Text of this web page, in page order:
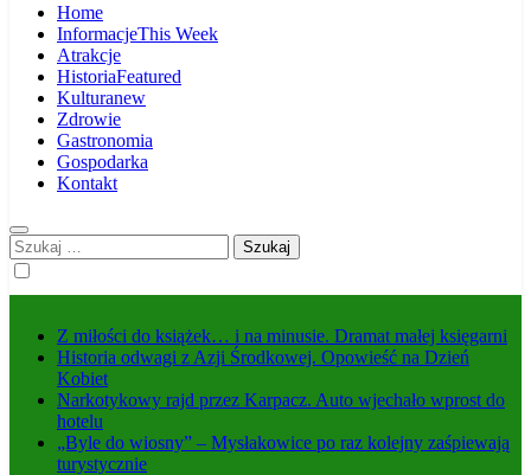
Home
InformacjeThis Week
Atrakcje
HistoriaFeatured
Kulturanew
Zdrowie
Gastronomia
Gospodarka
Kontakt
Szukaj:
Z miłości do książek… i na minusie. Dramat małej księgarni
Historia odwagi z Azji Środkowej. Opowieść na Dzień
Kobiet
Narkotykowy rajd przez Karpacz. Auto wjechało wprost do
hotelu
„Byle do wiosny” – Mysłakowice po raz kolejny zaśpiewają
turystycznie